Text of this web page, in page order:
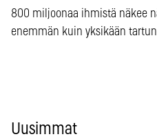
800 miljoonaa ihmistä näkee
enemmän kuin yksikään
Uusimmat